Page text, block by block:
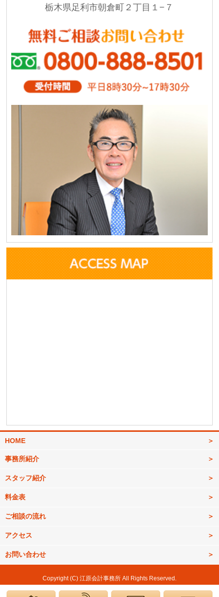
栃木県足利市朝倉町２丁目１−７
HOME
事務所紹介
スタッフ紹介
料金表
ご相談の流れ
アクセス
お問い合わせ
Copyright (C) 江原会計事務所 All Rights Reserved.